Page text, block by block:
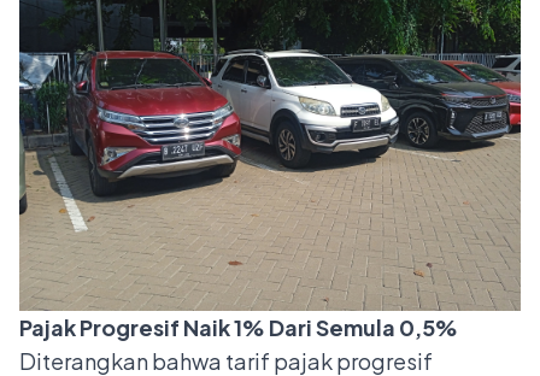
Pajak Progresif Naik 1% Dari Semula 0,5%
Diterangkan bahwa tarif pajak progresif